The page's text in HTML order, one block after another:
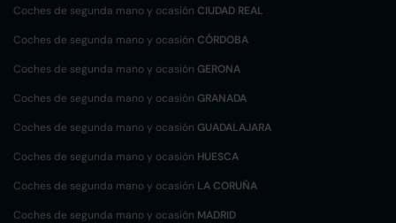
Coches de segunda mano y ocasión CIUDAD REAL
Coches de segunda mano y ocasión CÓRDOBA
Coches de segunda mano y ocasión GERONA
Coches de segunda mano y ocasión GRANADA
Coches de segunda mano y ocasión GUADALAJARA
Coches de segunda mano y ocasión HUESCA
Coches de segunda mano y ocasión LA CORUÑA
Coches de segunda mano y ocasión MADRID